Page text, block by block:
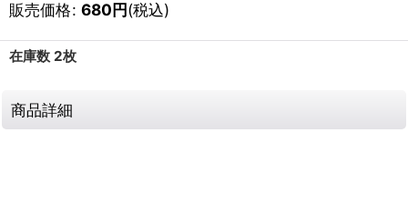
販売価格: 680円(税込)
在庫数 2枚
商品詳細